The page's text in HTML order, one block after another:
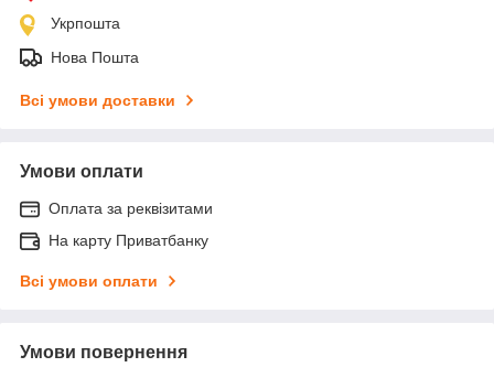
Укрпошта
Нова Пошта
Всі умови доставки
Умови оплати
Оплата за реквізитами
На карту Приватбанку
Всі умови оплати
Умови повернення